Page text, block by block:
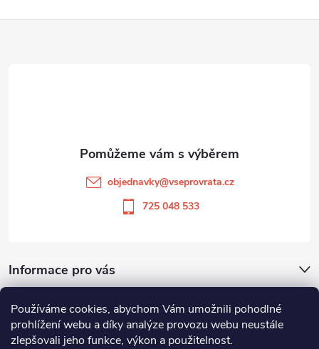
Používáme cookies, abychom Vám umožnili pohodlné
prohlížení webu a díky analýze provozu webu neustále
zlepšovali jeho funkce, výkon a použitelnost.
objednavky@vseprovrata.cz
725 048 533
Informace pro vás
Odstoupit od smlouvy